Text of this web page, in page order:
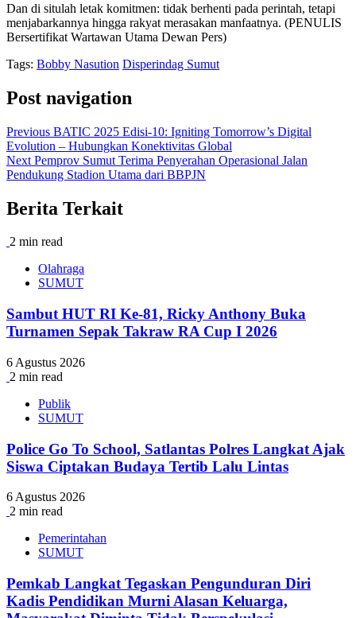
Dan di situlah letak komitmen: tidak berhenti pada perintah, tetapi
menjabarkannya hingga rakyat merasakan manfaatnya. (PENULIS
Bersertifikat Wartawan Utama Dewan Pers)
Tags: Bobby Nasution Disperindag Sumut
Post navigation
Previous BATIC 2025 Edisi-10: Igniting Tomorrow’s Digital
Evolution – Hubungkan Konektivitas Global
Next Pemprov Sumut Terima Penyerahan Operasional Jalan
Pendukung Stadion Utama dari BBPJN
Berita Terkait
2 min read
Olahraga
SUMUT
Sambut HUT RI Ke-81, Ricky Anthony Buka
Turnamen Sepak Takraw RA Cup I 2026
6 Agustus 2026
2 min read
Publik
SUMUT
Police Go To School, Satlantas Polres Langkat Ajak
Siswa Ciptakan Budaya Tertib Lalu Lintas
6 Agustus 2026
2 min read
Pemerintahan
SUMUT
Pemkab Langkat Tegaskan Pengunduran Diri
Kadis Pendidikan Murni Alasan Keluarga,